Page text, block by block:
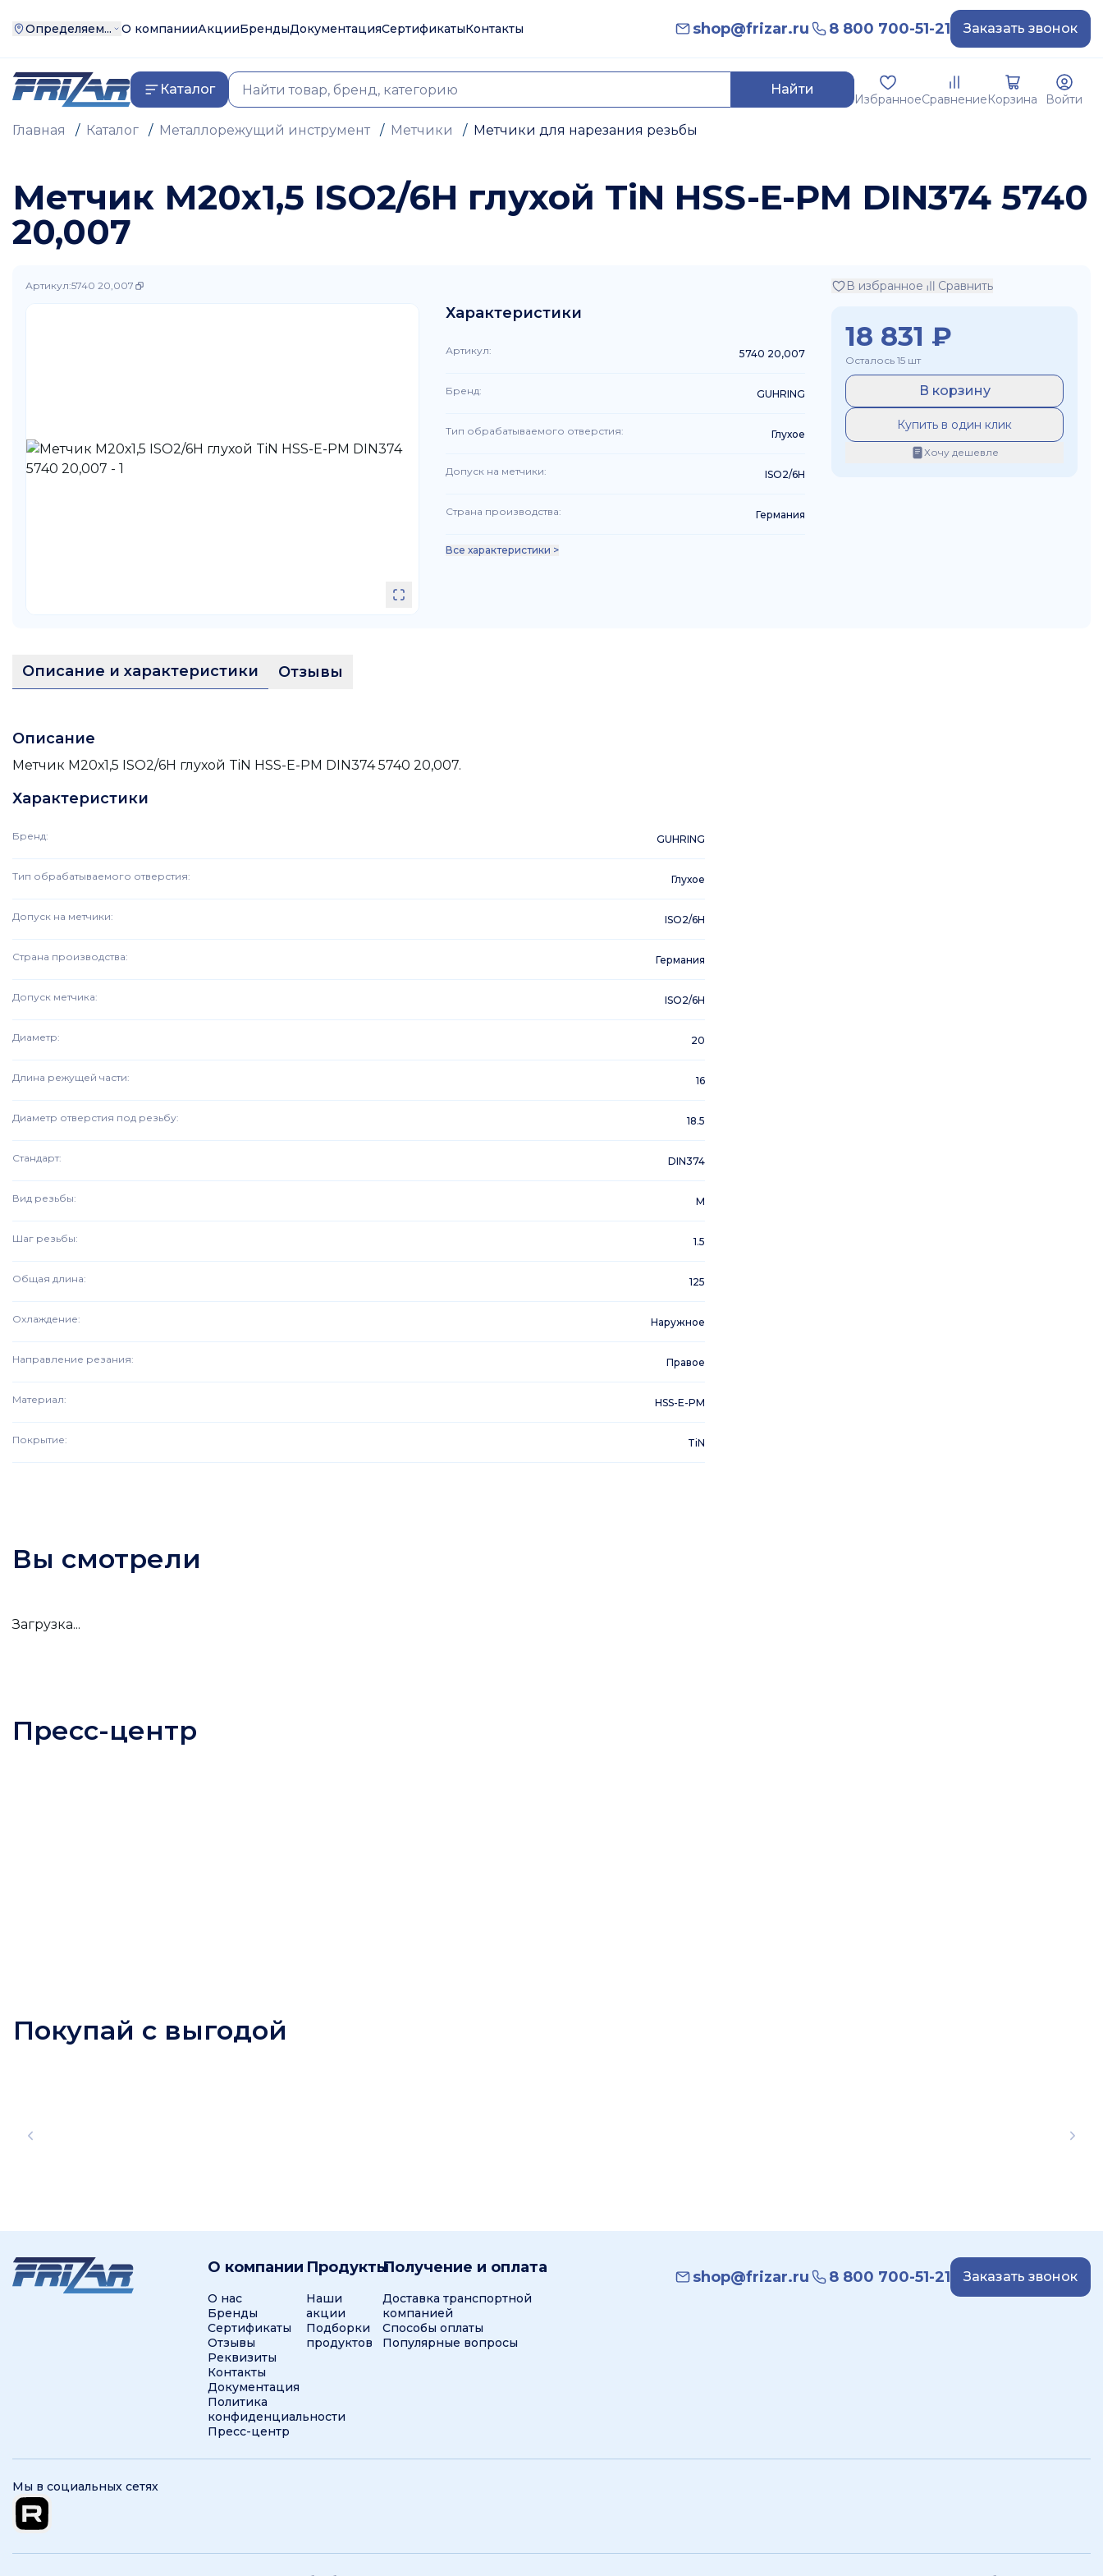
Определяем... О компанииАкцииБрендыДокументацияСертификатыКонтакты shop@frizar.ru 8 800 700-51-21 Заказать звонок
Каталог Найти
ИзбранноеСравнение Корзина Войти
Главная / Каталог / Металлорежущий инструмент / Метчики / Метчики для нарезания резьбы
Метчик М20х1,5 ISO2/6H глухой TiN HSS-E-PM DIN374 5740
20,007
Артикул:5740 20,007
Характеристики
Артикул: 5740 20,007
Бренд: GUHRING
Тип обрабатываемого отверстия: Глухое
Допуск на метчики: ISO2/6H
Страна производства: Германия
Все характеристики >
В избранное Сравнить
18 831 ₽
Осталось 15 шт
В корзину
Купить в один клик
Хочу дешевле
Описание и характеристики Отзывы
Описание
Метчик М20х1,5 ISO2/6H глухой TiN HSS-E-PM DIN374 5740 20,007.
Характеристики
Бренд: GUHRING
Тип обрабатываемого отверстия: Глухое
Допуск на метчики: ISO2/6H
Страна производства: Германия
Допуск метчика: ISO2/6H
Диаметр: 20
Длина режущей части: 16
Диаметр отверстия под резьбу: 18.5
Стандарт: DIN374
Вид резьбы: M
Шаг резьбы: 1.5
Общая длина: 125
Охлаждение: Наружное
Направление резания: Правое
Материал: HSS-E-PM
Покрытие: TiN
Вы смотрели
Загрузка...
Пресс-центр
Покупай с выгодой
О компании
О нас
Бренды
Сертификаты
Отзывы
Реквизиты
Контакты
Документация
Политика
конфиденциальности
Пресс-центр
Продукты
Наши
акции
Подборки
продуктов
Получение и оплата
Доставка транспортной
компанией
Способы оплаты
Популярные вопросы
shop@frizar.ru 8 800 700-51-21 Заказать звонок
Мы в социальных сетях